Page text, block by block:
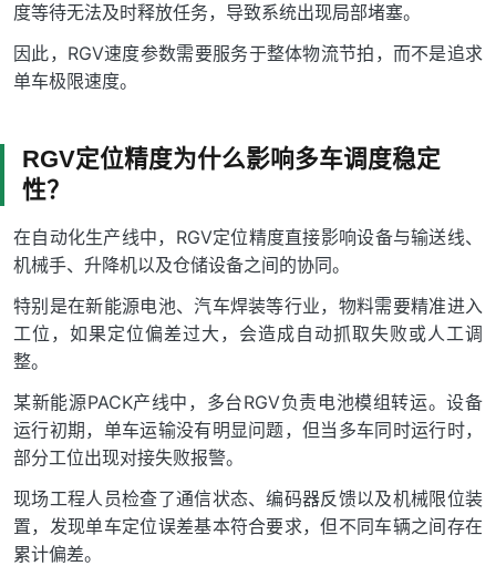
度等待无法及时释放任务，导致系统出现局部堵塞。
因此，RGV速度参数需要服务于整体物流节拍，而不是追求
单车极限速度。
RGV定位精度为什么影响多车调度稳定
性？
在自动化生产线中，RGV定位精度直接影响设备与输送线、
机械手、升降机以及仓储设备之间的协同。
特别是在新能源电池、汽车焊装等行业，物料需要精准进入
工位，如果定位偏差过大，会造成自动抓取失败或人工调
整。
某新能源PACK产线中，多台RGV负责电池模组转运。设备
运行初期，单车运输没有明显问题，但当多车同时运行时，
部分工位出现对接失败报警。
现场工程人员检查了通信状态、编码器反馈以及机械限位装
置，发现单车定位误差基本符合要求，但不同车辆之间存在
累计偏差。